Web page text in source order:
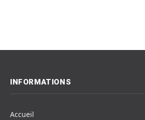
INFORMATIONS
Accueil